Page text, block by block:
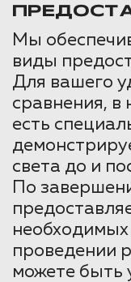
Мы
виды
Для вашего
сравнения,
есть
света до и
По
необходимых
проведении
можете быть